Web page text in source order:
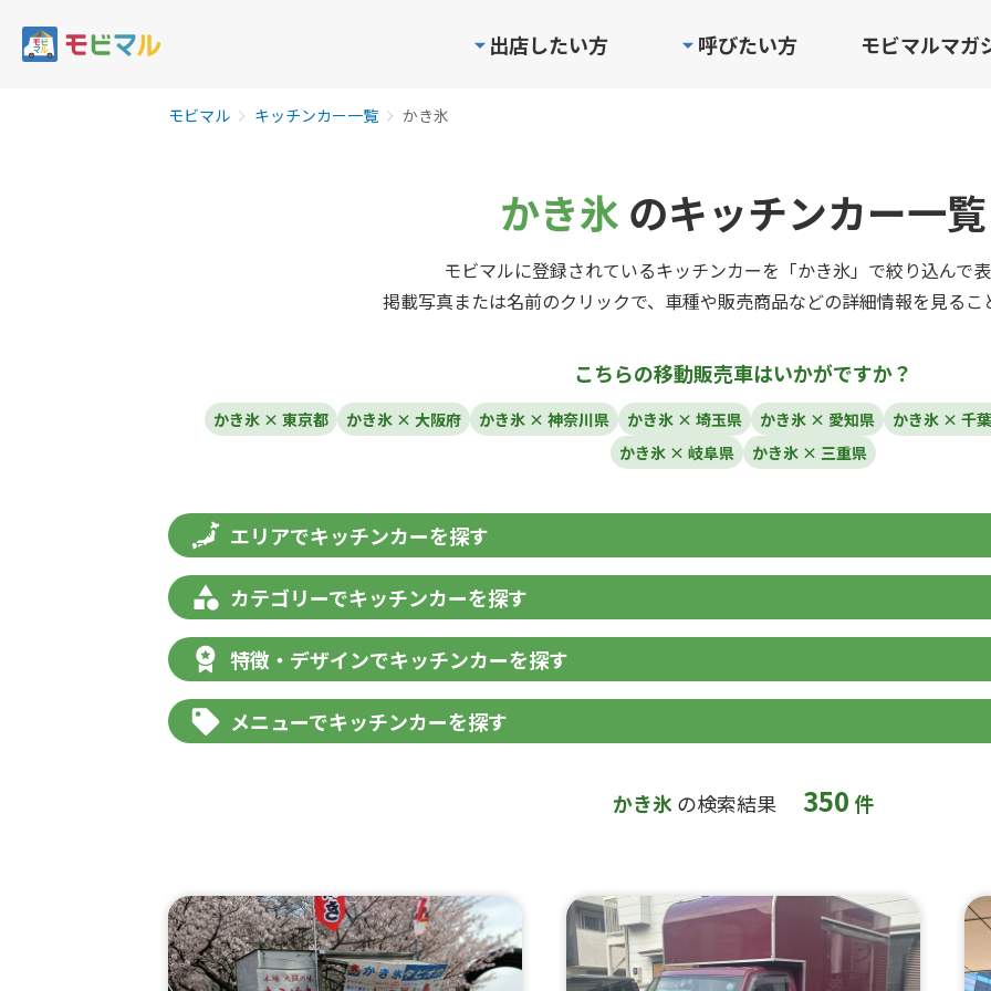
出店したい方 呼びたい方 モビマルマガ
モビマル キッチンカー一覧 かき氷
かき氷 のキッチンカー一覧
モビマルに登録されているキッチンカーを「かき氷」で絞り込んで
掲載写真または名前のクリックで、車種や販売商品などの詳細情報を見るこ
こちらの移動販売車はいかがですか？
かき氷 × 東京都 かき氷 × 大阪府 かき氷 × 神奈川県 かき氷 × 埼玉県 かき氷 × 愛知県
かき氷 × 千
かき氷 × 岐阜県
かき氷 × 三重県
エリアでキッチンカーを探す
カテゴリーでキッチンカーを探す
特徴・デザインでキッチンカーを探す
メニューでキッチンカーを探す
かき氷の検索結果 350件